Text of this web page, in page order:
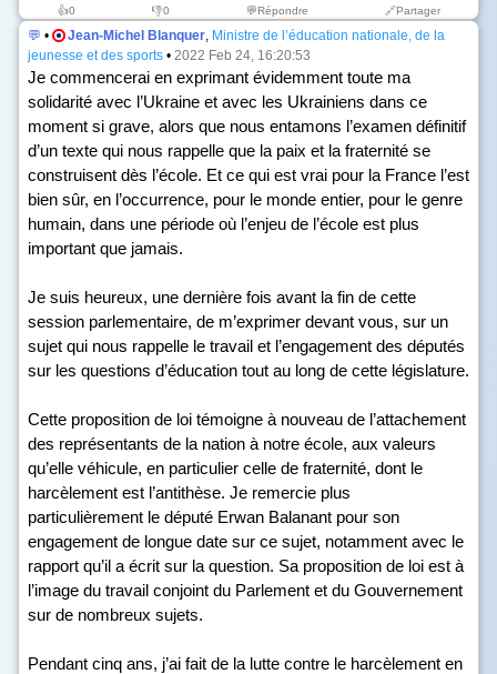
👍0 👎0 💬Répondre 🔗Partager
💬 • Jean-Michel Blanquer, Ministre de l’éducation nationale, de la
jeunesse et des sports • 2022 Feb 24, 16:20:53
Je commencerai en exprimant évidemment toute ma
solidarité avec l’Ukraine et avec les Ukrainiens dans ce
moment si grave, alors que nous entamons l’examen définitif
d’un texte qui nous rappelle que la paix et la fraternité se
construisent dès l’école. Et ce qui est vrai pour la France l’est
bien sûr, en l’occurrence, pour le monde entier, pour le genre
humain, dans une période où l’enjeu de l’école est plus
important que jamais.
Je suis heureux, une dernière fois avant la fin de cette
session parlementaire, de m’exprimer devant vous, sur un
sujet qui nous rappelle le travail et l’engagement des députés
sur les questions d’éducation tout au long de cette législature.
Cette proposition de loi témoigne à nouveau de l’attachement
des représentants de la nation à notre école, aux valeurs
qu’elle véhicule, en particulier celle de fraternité, dont le
harcèlement est l’antithèse. Je remercie plus
particulièrement le député Erwan Balanant pour son
engagement de longue date sur ce sujet, notamment avec le
rapport qu’il a écrit sur la question. Sa proposition de loi est à
l’image du travail conjoint du Parlement et du Gouvernement
sur de nombreux sujets.
Pendant cinq ans, j’ai fait de la lutte contre le harcèlement en